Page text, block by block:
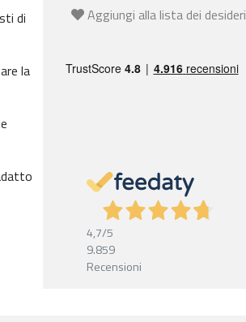
di
la
Aggiungi alla lista dei desideri
4,7/5
9.859
Recensioni